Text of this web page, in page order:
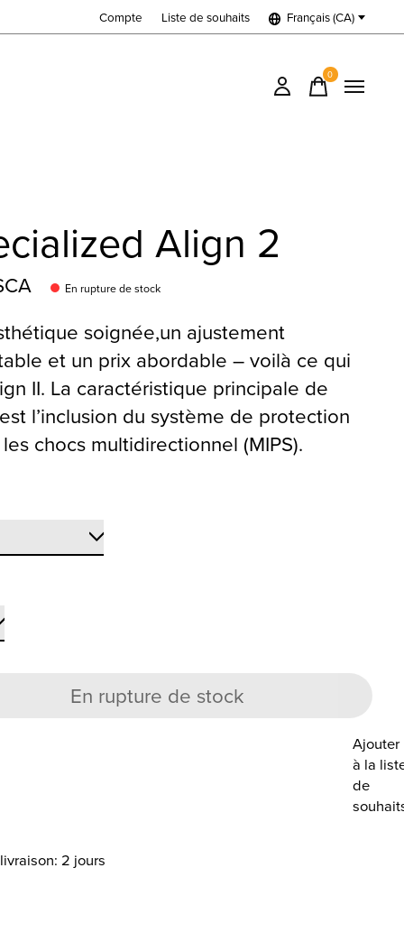
Compte Liste de souhaits Français (CA)
0items
Align 2
En rupture de stock
soignée,un ajustement
et un prix abordable – voilà ce qui
II. La caractéristique principale de
l’inclusion du système de protection
chocs multidirectionnel (MIPS).
En rupture de stock
Ajouter
à la
de
2 jours